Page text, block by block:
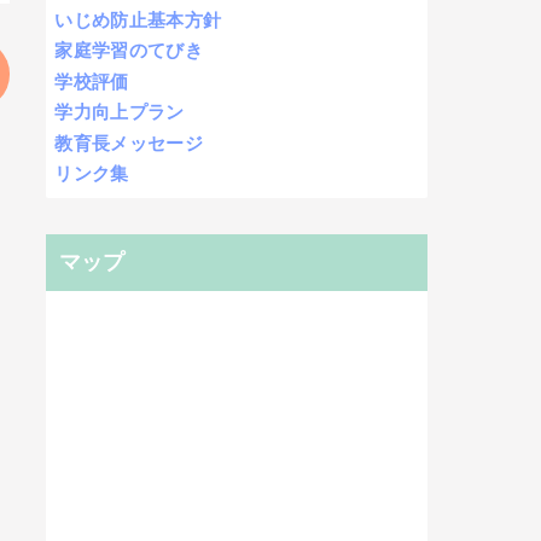
いじめ防止基本方針
家庭学習のてびき
学校評価
学力向上プラン
教育長メッセージ
リンク集
マップ